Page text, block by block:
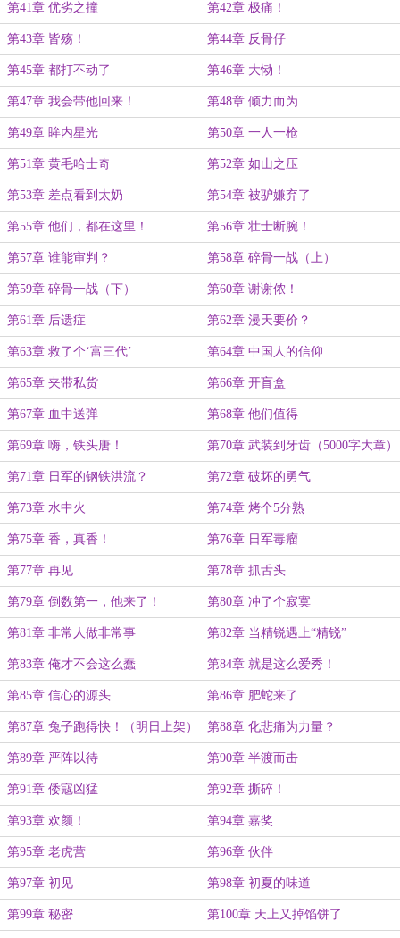
第41章 优劣之撞 第42章 极痛！
第43章 皆殇！ 第44章 反骨仔
第45章 都打不动了 第46章 大恸！
第47章 我会带他回来！ 第48章 倾力而为
第49章 眸内星光 第50章 一人一枪
第51章 黄毛哈士奇 第52章 如山之压
第53章 差点看到太奶 第54章 被驴嫌弃了
第55章 他们，都在这里！ 第56章 壮士断腕！
第57章 谁能审判？ 第58章 碎骨一战（上）
第59章 碎骨一战（下） 第60章 谢谢侬！
第61章 后遗症 第62章 漫天要价？
第63章 救了个‘富三代’ 第64章 中国人的信仰
第65章 夹带私货 第66章 开盲盒
第67章 血中送弹 第68章 他们值得
第69章 嗨，铁头唐！ 第70章 武装到牙齿（5000字大章）
第71章 日军的钢铁洪流？ 第72章 破坏的勇气
第73章 水中火 第74章 烤个5分熟
第75章 香，真香！ 第76章 日军毒瘤
第77章 再见 第78章 抓舌头
第79章 倒数第一，他来了！ 第80章 冲了个寂寞
第81章 非常人做非常事 第82章 当精锐遇上“精锐”
第83章 俺才不会这么蠢 第84章 就是这么爱秀！
第85章 信心的源头 第86章 肥蛇来了
第87章 兔子跑得快！（明日上架） 第88章 化悲痛为力量？
第89章 严阵以待 第90章 半渡而击
第91章 倭寇凶猛 第92章 撕碎！
第93章 欢颜！ 第94章 嘉奖
第95章 老虎营 第96章 伙伴
第97章 初见 第98章 初夏的味道
第99章 秘密 第100章 天上又掉馅饼了